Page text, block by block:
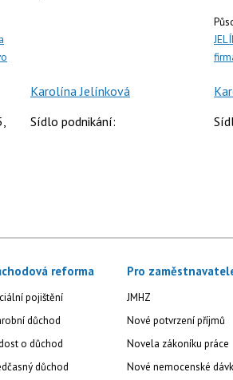
Karolína Jelínková
Sídlo podnikání:
reforma
pojištění
důchod
o důchod
důchod
Pro
JMHZ
Nové potvrzení příjmů
Novela zákoníku práce
Nové nemocenské